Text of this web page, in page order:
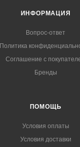
ИНФОРМАЦИЯ
Вопрос-ответ
Политика
Соглашение с
Бренды
ПОМОЩЬ
Условия оплаты
Условия доставки